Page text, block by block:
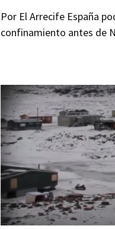
Por El Arrecife España
confinamiento antes de